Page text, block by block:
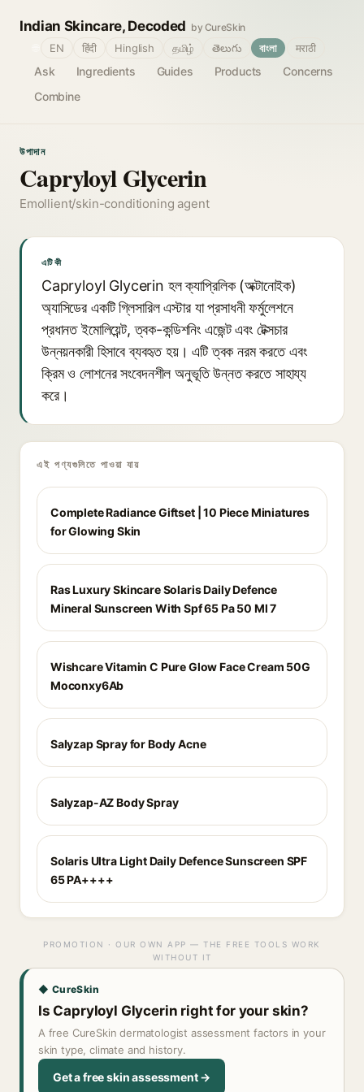
Indian Skincare, Decoded by CureSkin
Ask Ingredients Guides Products
Concerns
Combine
EN हिंदी Hinglish தமிழ் తెలుగు বাংলা मराठी
উপাদান
Capryloyl Glycerin
Emollient/skin-conditioning agent
এটি কী
Capryloyl Glycerin হল ক্যাপ্রিলিক (অক্টানোইক)
অ্যাসিডের একটি গ্লিসারিল এস্টার যা প্রসাধনী ফর্মুলেশনে
প্রধানত ইমোলিয়েন্ট, ত্বক-কন্ডিশনিং এজেন্ট এবং টেক্সচার
উন্নয়নকারী হিসাবে ব্যবহৃত হয়। এটি ত্বক নরম করতে এবং
ক্রিম ও লোশনের সংবেদনশীল অনুভূতি উন্নত করতে সাহায্য
করে।
এই পণ্যগুলিতে পাওয়া যায়
Complete Radiance Giftset | 10 Piece Miniatures
for Glowing Skin
Ras Luxury Skincare Solaris Daily Defence
Mineral Sunscreen With Spf 65 Pa 50 Ml 7
Wishcare Vitamin C Pure Glow Face Cream 50G
Moconxy6Ab
Salyzap Spray for Body Acne
Salyzap-AZ Body Spray
Solaris Ultra Light Daily Defence Sunscreen SPF
65 PA++++
PROMOTION · OUR OWN APP — THE FREE TOOLS WORK
WITHOUT IT
◆ CureSkin
Is Capryloyl Glycerin right for your skin?
A free CureSkin dermatologist assessment factors in your
skin type, climate and history.
Get a free skin assessment →